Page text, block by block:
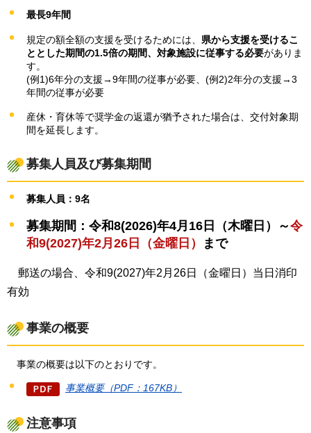
最長9年間
規定の額全額の支援を受けるためには、 県から支援を受けるこ
ととした期間の1.5倍の期間、対象施設に従事する必要がありま
す。
(例1)6年分の支援→9年間の従事が必要、(例2)2年分の支援→3
年間の従事が必要
産休・育休等で奨学金の返還が猶予された場合は、交付対象期
間を延長します。
募集人員及び募集期間
募集人員：9名
募集期間：令和8(2026)年4月16日（木曜日）～令
和9(2027)年2月26日（金曜日）
まで
郵送の場合 、令和9(2027)年2月26日（金曜日）当日消印
有効
事業の概要
事業の概要は以下のとおりです。
事業概要（PDF：167KB）
注意事項